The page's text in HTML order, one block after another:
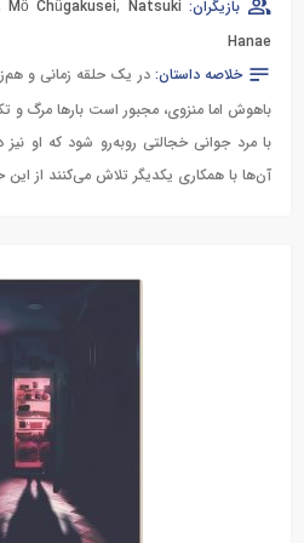
بازیگران: Mô Chûgakusei, Natsuki
Hanae
خلاصه داستان:در یک حلقه زمانی و
باهوش اما منزوی، مجبور است بارها مرگ و
با مرد جوانی خجالتی روبه‌رو شود که او
آن‌ها با همکاری یکدیگر تلاش می‌کنند از این